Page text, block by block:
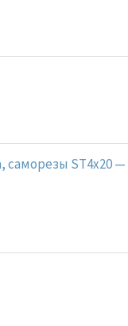
саморезы ST4x20